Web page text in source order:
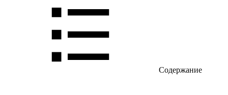
Содержание